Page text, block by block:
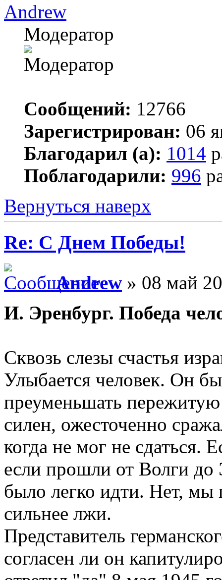
Andrew
Модератор
Сообщений: 12766
Зарегистрирован: 06
Благодарил (а): 1014
Поблагодарили: 996
Вернуться наверх
Re: С Днем Победы!
Andrew » 08 май
И. Эренбург. Победа
Сквозь слезы счастья
Улыбается человек. Он
преуменьшать
силен, ожесточенно
когда не мог не сдаться.
если прошли от Волги до
было легко идти. Нет, мы
сильнее лжи.
Представитель
согласен ли он